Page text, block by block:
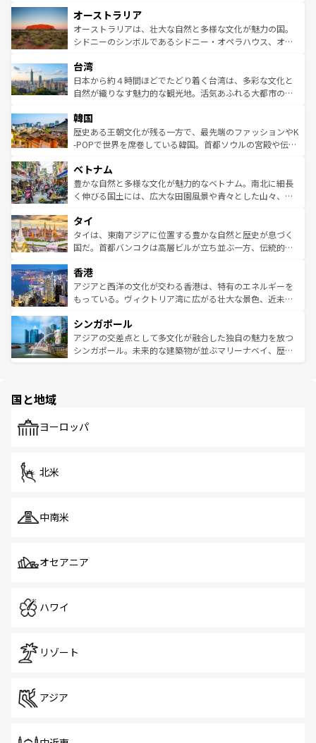
部のニューオーリンズでは、音楽と美食が融合した独特の
文化が魅力。旅行者はアメリカの各地域で異なる魅力を楽
しみながら、その多様性と豊かな歴史を感じることができ
ならではの贅沢な旅のスタイルだ。 なお、新着のアメリカ
情報はコンテンツ一覧を参照してほしい。
ワイ島は見逃せない。また、定番の観光地といえばオアフ
島だが、静かな自然を求めるならマウイ島やカウアイ島が
おすすめ。エメラルドグリーンに輝く海をはじめ、豊かな
れるおもてなしの心で訪れる人々を迎えてくれるハワイの
人々、おいしいローカルフードやハワイアンミュージッ
ク、伝統的なフラダンスなど、すべてがハワイの魅力を彩
ワイを、存分に味わってほしい。 なお、新着のハワイ情報
はコンテンツ一覧を参照してほしい。
オーストラリア
オーストラリアは、壮大な自然と多様な文化が魅力の国。
シドニーのシンボルであるシドニー・オペラハウス、オー
リアリーフや大陸中央部にそびえるウルル（エアーズロッ
ク）、タスマニアの美しい原生林やケアンズの熱帯雨林な
ど、見どころがたくさん。また、カフェやワイン、オージ
いる。アクティビティも充実しており、サーフィンやダイ
ビング、ハイキングなど、アウトドア好きにはたまらな
い。オーストラリアの多彩な魅力を存分に味わいつくそ
参照してほしい。
台湾
日本から約４時間ほどでたどり着く台湾は、多彩な文化と
自然が織りなす魅力的な観光地。活気あふれる大都市の台
ン）、静ひつな山岳地帯である台湾東部など、都市の喧騒
と山間の静けさが共存しており、訪れる人に新しい発見と
驚きをもたらしてくれる。また、奥深い台湾の食文化も魅
容にもいいと評判のスイーツなど、バラエティ豊かな料理
が味わえる。 なお、新着の台湾情報は コンテンツ一覧を参
照してほしい。
韓国
歴史ある王朝文化が残る一方で、最先端のファッションやK
-POPで世界を席巻している韓国。首都ソウルの宮殿や伝統
き、地方に足を延ばせば四季折々の自然美を楽しむことが
できる。そして、キムチや焼肉、絶品のストリートフード
まで、さまざまな韓国料理が待っている。夜には、韓国な
リティに包まれながら、韓国の多彩な魅力を心ゆくまで味
わってみてほしい。 なお、新着の韓国情報はコンテンツ一
覧を参照してほしい。
ベトナム
豊かな自然と多様な文化が魅力的なベトナム。南北に細長
く伸びる国土には、広大な田園風景や青々とした山々、世
急速な発展と共に伝統が息づく。ハノイの古い町並みやホ
ーチミン市のフランス統治時代の建物も、独特の雰囲気を
醸し出している。また、バラエティの豊かさとおいしさで
とつ。フォーやバインミー、ベトナムコーヒーなどは、ぜ
ひ現地で味わいたい。どの地域を訪れてもあたたかい人々
が旅行者を迎えてくれるので、きっと忘れられない旅にな
参照してほしい。
タイ
タイは、東南アジアに位置する豊かな自然と歴史が息づく
国だ。首都バンコクは高層ビルが立ち並ぶ一方、伝統的な
の活気が交差している。北部ではチェンマイなどの山岳地
帯で自然と触れ合い、南部ではプーケットやクラビの美し
いビーチでリゾート気分を楽しむことができる。タイ料理
激する。気候は一年中温暖で、どの季節にも異なる楽しみ
が待っている。親しみやすいタイの人々、仏教を中心とし
た文化、そして多様な観光資源が、訪れる旅人を魅了し続
香港
アジアと西洋の文化が交わる香港は、特有のエネルギーを
もっている。ヴィクトリア湾に広がる壮大な景色、近未来
み、どこを訪れても感動するはず。観光スポットが密集し
ており、効率よく見どころを回れるのも魅力。息をのむよ
うな絶景から文化的な体験まで、香港を存分に楽しみ尽く
シンガポール
アジアの交差点として多文化が融合した独自の魅力を放つ
シンガポール。未来的な建築物が並ぶマリーナベイ、歴史
で、ホーカーズは地元の風情を楽しめる外せないスポット
国と地域
ヨーロッパ
北米
中南米
オセアニア
ハワイ
リゾート
アジア